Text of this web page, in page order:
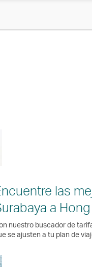
las
a
nuestro buscador de
se ajusten a tu plan de